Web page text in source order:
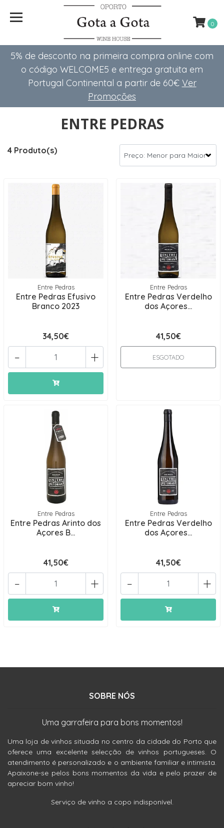
5% de desconto na primeira compra online com
o código WELCOME5 e entrega gratuita em
Portugal Continental a partir de 60€ Ver
Promoções
0
ENTRE PEDRAS
4 Produto(s)
Entre Pedras
Entre Pedras Efusivo
Branco 2023
34,50€
+
-
Entre Pedras
Entre Pedras Verdelho
dos Açores...
41,50€
ESGOTADO
Entre Pedras
Entre Pedras Arinto dos
Açores B...
41,50€
+
-
Entre Pedras
Entre Pedras Verdelho
dos Açores...
41,50€
+
-
SOBRE NÓS
Uma garrafeira para bons momentos!
Uma loja de vinhos situada no centro da cidade do Porto que
oferece uma excelente selecção de vinhos portugueses. O
atendimento é personalizado e o ambiente familiar e intimista.
Apaixone-se pelos bons momentos da vida e pelo prazer de
apreciar bom vinho!
Serviço de vinho a copo indisponível.